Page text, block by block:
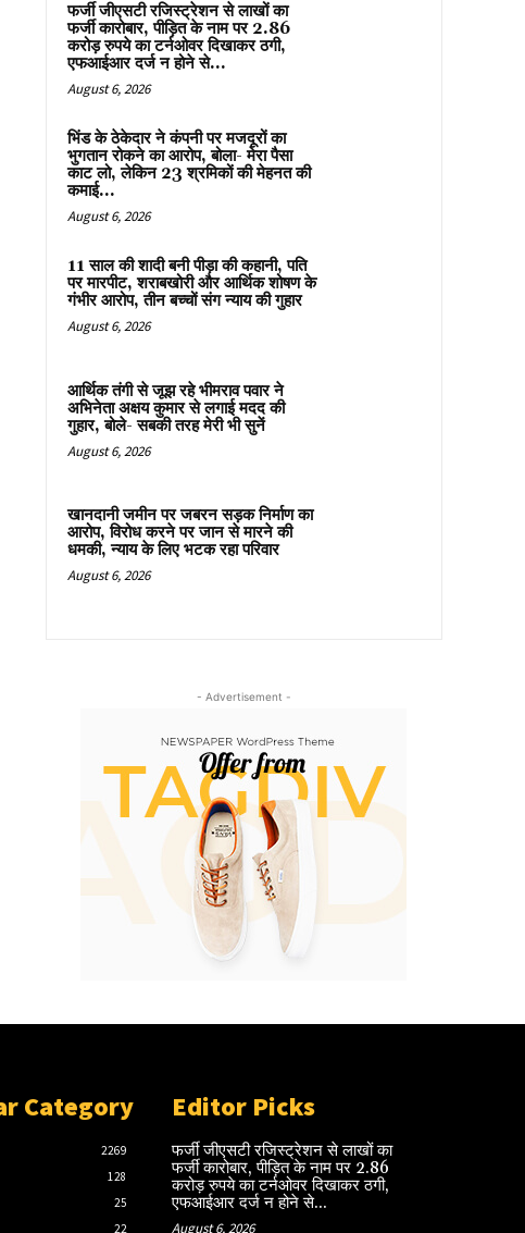
फर्जी जीएसटी रजिस्ट्रेशन से लाखों का
फर्जी कारोबार, पीड़ित के नाम पर 2.86
करोड़ रुपये का टर्नओवर दिखाकर ठगी,
एफआईआर दर्ज न होने से...
August 6, 2026
भिंड के ठेकेदार ने कंपनी पर मजदूरों का
भुगतान रोकने का आरोप, बोला- मेरा पैसा
काट लो, लेकिन 23 श्रमिकों की मेहनत की
कमाई...
August 6, 2026
11 साल की शादी बनी पीड़ा की कहानी, पति
पर मारपीट, शराबखोरी और आर्थिक शोषण के
गंभीर आरोप, तीन बच्चों संग न्याय की गुहार
August 6, 2026
आर्थिक तंगी से जूझ रहे भीमराव पवार ने
अभिनेता अक्षय कुमार से लगाई मदद की
गुहार, बोले- सबकी तरह मेरी भी सुनें
August 6, 2026
खानदानी जमीन पर जबरन सड़क निर्माण का
आरोप, विरोध करने पर जान से मारने की
धमकी, न्याय के लिए भटक रहा परिवार
August 6, 2026
- Advertisement -
Category
2269
128
25
22
Editor Picks
फर्जी जीएसटी रजिस्ट्रेशन से लाखों का
फर्जी कारोबार, पीड़ित के नाम पर 2.86
करोड़ रुपये का टर्नओवर दिखाकर ठगी,
एफआईआर दर्ज न होने से...
August 6, 2026